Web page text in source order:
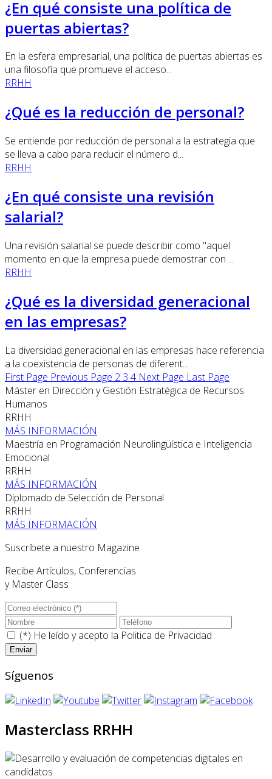
¿En qué consiste una política de
puertas abiertas?
En la esfera empresarial, una política de puertas abiertas es
una filosofía que promueve el acceso...
RRHH
¿Qué es la reducción de personal?
Se entiende por reducción de personal a la estrategia que
se lleva a cabo para reducir el número d...
RRHH
¿En qué consiste una revisión
salarial?
Una revisión salarial se puede describir como "aquel
momento en que la empresa puede demostrar con ...
RRHH
¿Qué es la diversidad generacional
en las empresas?
La diversidad generacional en las empresas hace referencia
a la coexistencia de personas de diferent...
First Page Previous Page 2 3 4 Next Page Last Page
Máster en Dirección y Gestión Estratégica de Recursos
Humanos
RRHH
MÁS INFORMACIÓN
Maestría en Programación Neurolingüística e Inteligencia
Emocional
RRHH
MÁS INFORMACIÓN
Diplomado de Selección de Personal
RRHH
MÁS INFORMACIÓN
Suscríbete a nuestro Magazine
Recibe Artículos, Conferencias
y Master Class
(*) He leído y acepto la Politica de Privacidad
Síguenos
Masterclass RRHH